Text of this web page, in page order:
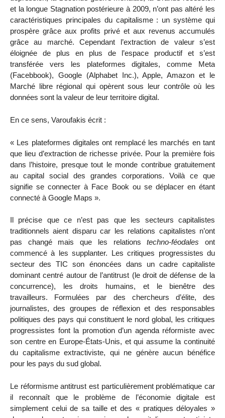
et la longue Stagnation postérieure à 2009, n’ont pas altéré les
caractéristiques principales du capitalisme : un système qui
prospère grâce aux profits privé et aux revenus accumulés
grâce au marché. Cependant l’extraction de valeur s’est
éloignée de plus en plus de l’espace productif et s’est
transférée vers les plateformes digitales, comme Meta
(Facebbook), Google (Alphabet Inc.), Apple, Amazon et le
Marché libre régional qui opèrent sous leur contrôle où les
données sont la valeur de leur territoire digital.
En ce sens, Varoufakis écrit :
« Les plateformes digitales ont remplacé les marchés en tant
que lieu d’extraction de richesse privée. Pour la première fois
dans l’histoire, presque tout le monde contribue gratuitement
au capital social des grandes corporations. Voilà ce que
signifie se connecter à Face Book ou se déplacer en étant
connecté à Google Maps ».
Il précise que ce n’est pas que les secteurs capitalistes
traditionnels aient disparu car les relations capitalistes n’ont
pas changé mais que les relationstechno-féodales ont
commencé à les supplanter. Les critiques progressistes du
secteur des TIC son énoncées dans un cadre capitaliste
dominant centré autour de l’antitrust (le droit de défense de la
concurrence), les droits humains, et le bienêtre des
travailleurs. Formulées par des chercheurs d’élite, des
journalistes, des groupes de réflexion et des responsables
politiques des pays qui constituent le nord global, les critiques
progressistes font la promotion d’un agenda réformiste avec
son centre en Europe-États-Unis, et qui assume la continuité
du capitalisme extractiviste, qui ne génère aucun bénéfice
pour les pays du sud global.
Le réformisme antitrust est particulièrement problématique car
il reconnaît que le problème de l’économie digitale est
simplement celui de sa taille et des « pratiques déloyales »